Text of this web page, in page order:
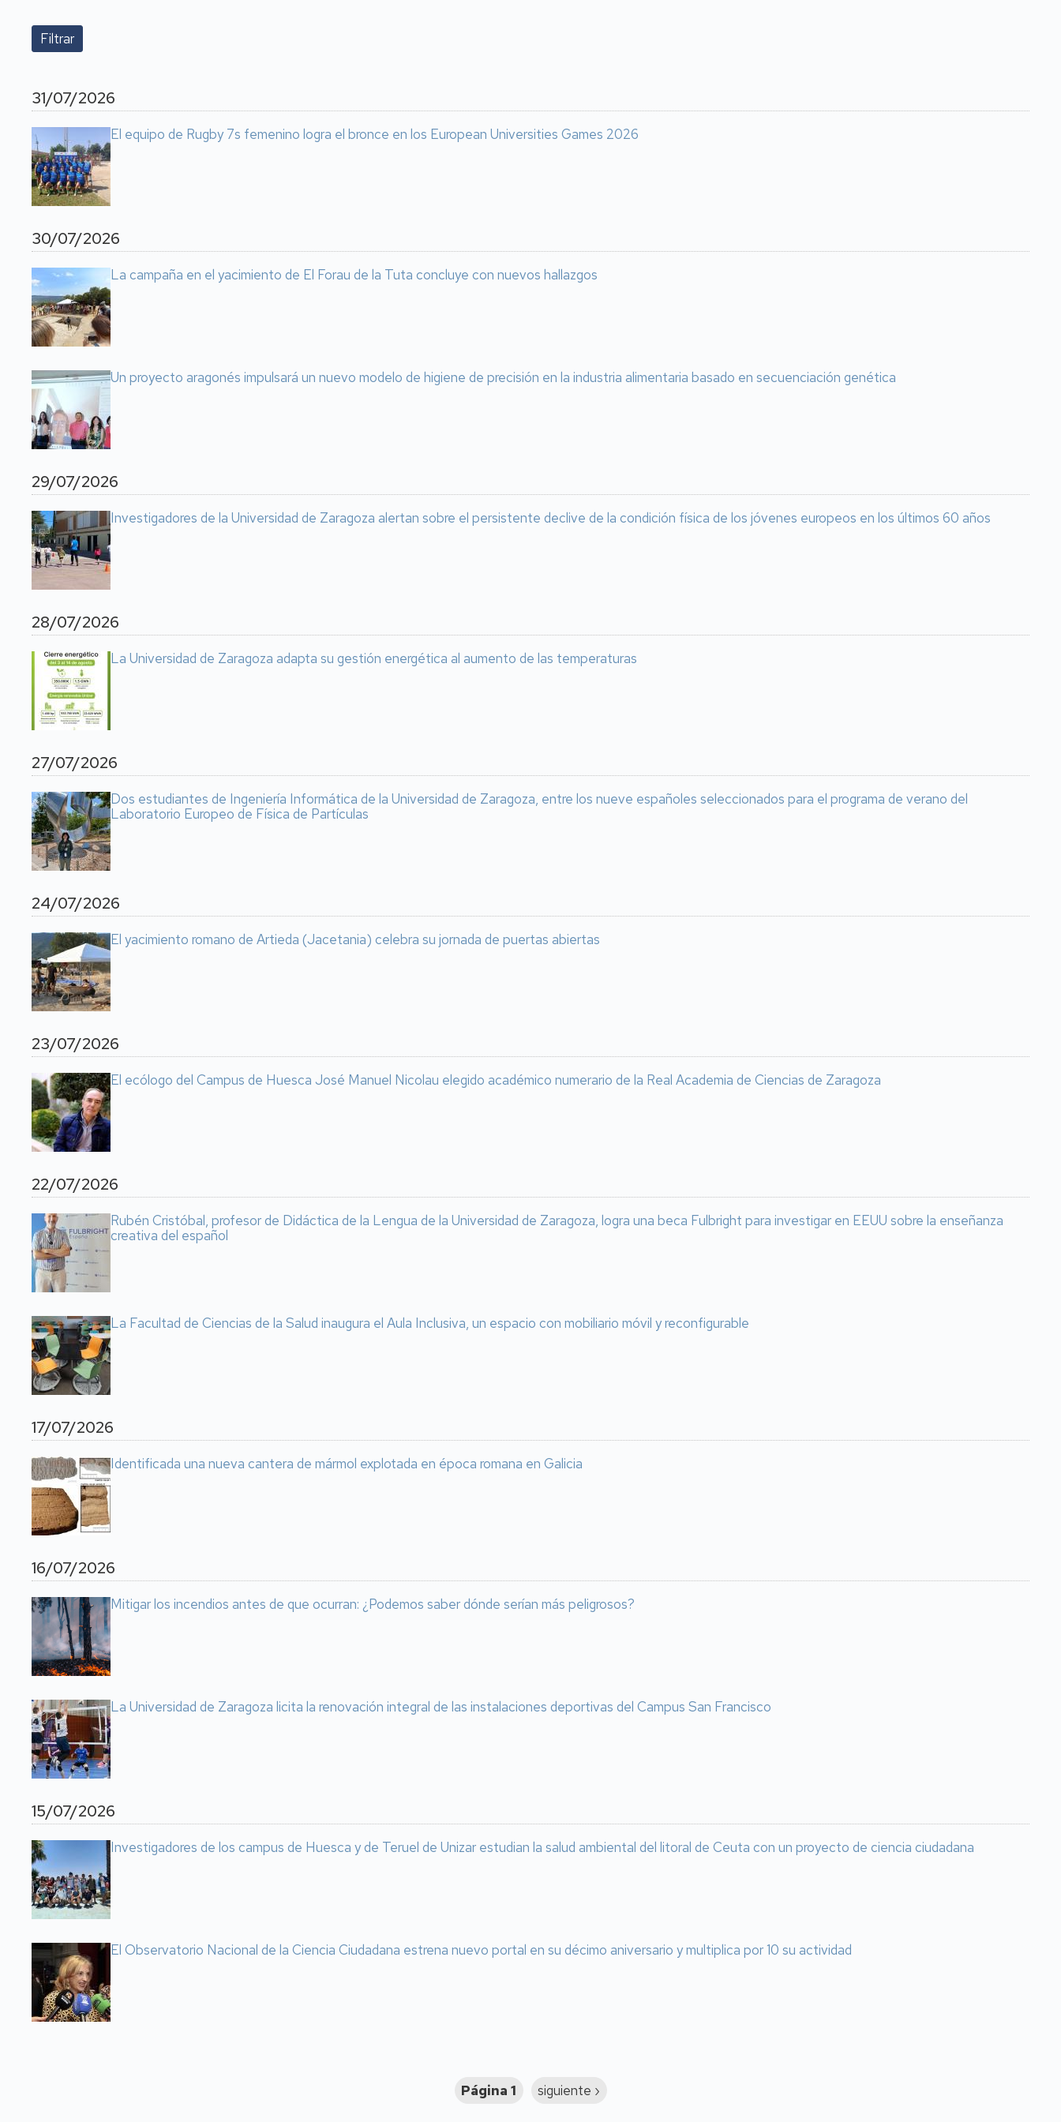
31/07/2026
El equipo de Rugby 7s femenino logra el bronce en los European Universities Games 2026
30/07/2026
La campaña en el yacimiento de El Forau de la Tuta concluye con nuevos hallazgos
Un proyecto aragonés impulsará un nuevo modelo de higiene de precisión en la industria alimentaria basado en secuenciación genética
29/07/2026
Investigadores de la Universidad de Zaragoza alertan sobre el persistente declive de la condición física de los jóvenes europeos en los últimos 60 años
28/07/2026
La Universidad de Zaragoza adapta su gestión energética al aumento de las temperaturas
27/07/2026
Dos estudiantes de Ingeniería Informática de la Universidad de Zaragoza, entre los nueve españoles seleccionados para el programa de verano del
Laboratorio Europeo de Física de Partículas
24/07/2026
El yacimiento romano de Artieda (Jacetania) celebra su jornada de puertas abiertas
23/07/2026
El ecólogo del Campus de Huesca José Manuel Nicolau elegido académico numerario de la Real Academia de Ciencias de Zaragoza
22/07/2026
Rubén Cristóbal, profesor de Didáctica de la Lengua de la Universidad de Zaragoza, logra una beca Fulbright para investigar en EEUU sobre la enseñanza
creativa del español
La Facultad de Ciencias de la Salud inaugura el Aula Inclusiva, un espacio con mobiliario móvil y reconfigurable
17/07/2026
Identificada una nueva cantera de mármol explotada en época romana en Galicia
16/07/2026
Mitigar los incendios antes de que ocurran: ¿Podemos saber dónde serían más peligrosos?
La Universidad de Zaragoza licita la renovación integral de las instalaciones deportivas del Campus San Francisco
15/07/2026
Investigadores de los campus de Huesca y de Teruel de Unizar estudian la salud ambiental del litoral de Ceuta con un proyecto de ciencia ciudadana
El Observatorio Nacional de la Ciencia Ciudadana estrena nuevo portal en su décimo aniversario y multiplica por 10 su actividad
Página 1
Siguiente
siguiente ›